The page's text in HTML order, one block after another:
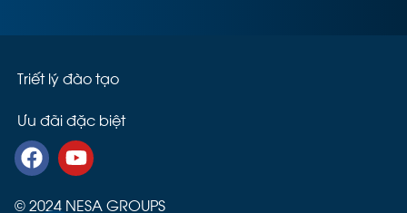
Triết lý đào tạo
Ưu đãi đặc biệt
© 2024 NESA GROUPS